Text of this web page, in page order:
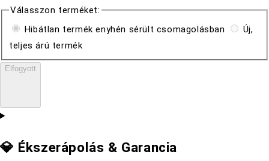
Válasszon terméket:
Hibátlan termék enyhén sérült csomagolásban
Új,
teljes árú termék
Elfogyott
💎 Ékszerápolás & Garancia